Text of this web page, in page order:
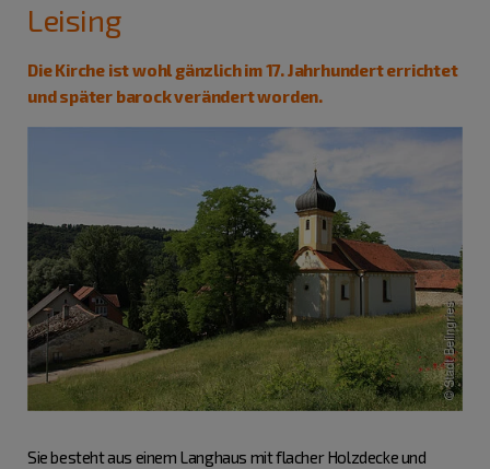
Leising
Die Kirche ist wohl gänzlich im 17. Jahrhundert errichtet
und später barock verändert worden.
Sie besteht aus einem Langhaus mit flacher Holzdecke und